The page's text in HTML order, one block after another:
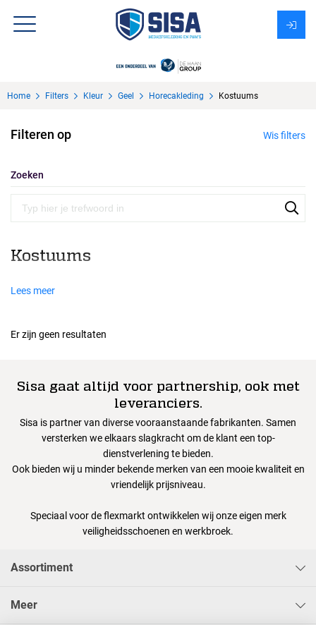
Over Sisa
KMS
Uitzendbureau?
Home Filters Kleur Geel Horecakleding Kostuums
Filteren op Wis filters
Zoeken
Kostuums
Lees meer
Er zijn geen resultaten
Sisa gaat altijd voor partnership, ook met
leveranciers.
Sisa is partner van diverse vooraanstaande fabrikanten. Samen
versterken we elkaars slagkracht om de klant een top-
dienstverlening te bieden.
Ook bieden wij u minder bekende merken van een mooie kwaliteit en
vriendelijk prijsniveau.
Speciaal voor de flexmarkt ontwikkelen wij onze eigen merk
veiligheidsschoenen en werkbroek.
Assortiment
Meer